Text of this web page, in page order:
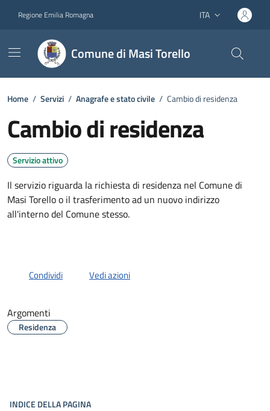
Regione Emilia Romagna Lingua attiva:
ITA
Comune di Masi Torello
Home / Servizi / Anagrafe e stato civile / Cambio di residenza
Cambio di residenza
Servizio attivo
Il servizio riguarda la richiesta di residenza nel Comune di
Masi Torello o il trasferimento ad un nuovo indirizzo
all'interno del Comune stesso.
Condividi Vedi azioni
Argomenti
Residenza
INDICE DELLA PAGINA